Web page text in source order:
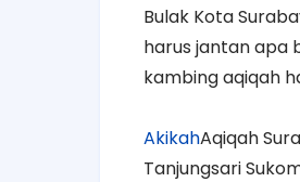
Bulak Kota
harus jantan apa
kambing aqiqah
AkikahAqiqah
Tanjungsari